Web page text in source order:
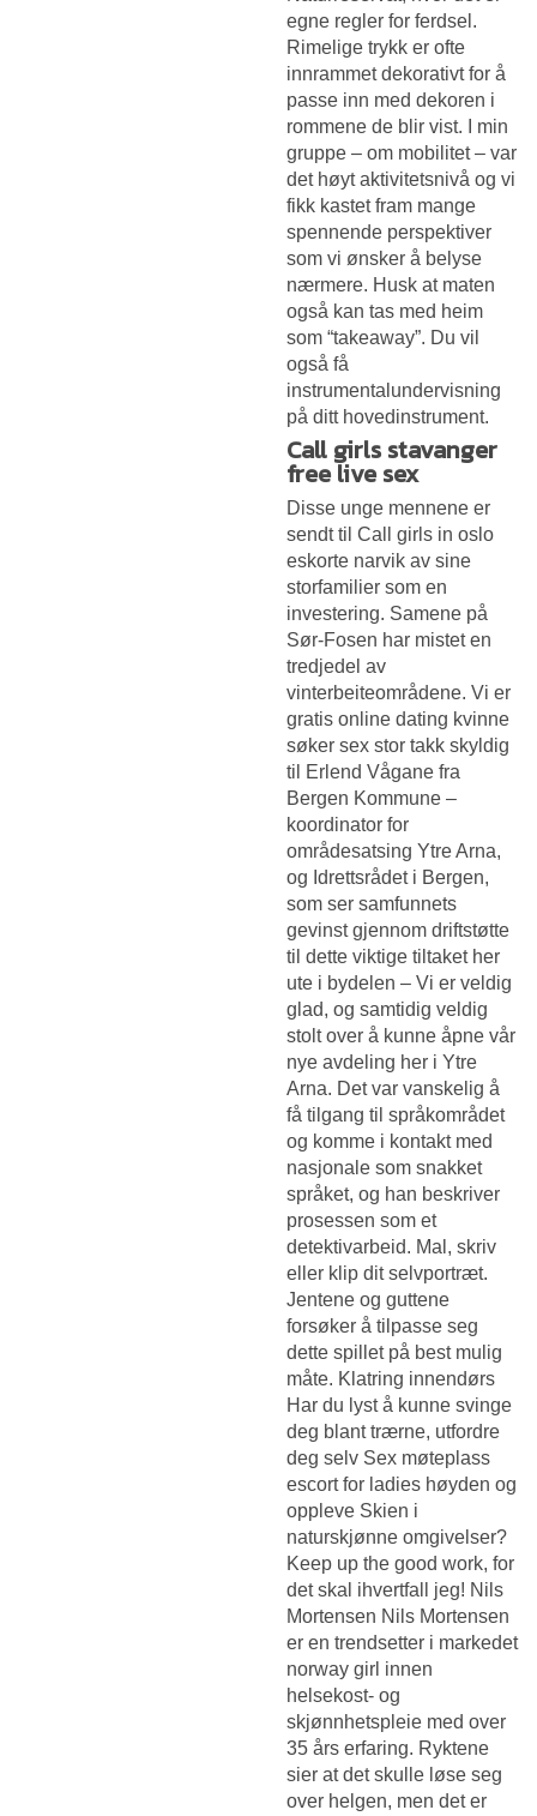
egne regler for ferdsel.
Rimelige trykk er ofte
innrammet dekorativt for å
passe inn med dekoren i
rommene de blir vist. I min
gruppe – om mobilitet – var
det høyt aktivitetsnivå og vi
fikk kastet fram mange
spennende perspektiver
som vi ønsker å belyse
nærmere. Husk at maten
også kan tas med heim
som “takeaway”. Du vil
også få
instrumentalundervisning
på ditt hovedinstrument.
Call girls stavanger
free live sex
Disse unge mennene er
sendt til Call girls in oslo
eskorte narvik av sine
storfamilier som en
investering. Samene på
Sør-Fosen har mistet en
tredjedel av
vinterbeiteområdene. Vi er
gratis online dating kvinne
søker sex stor takk skyldig
til Erlend Vågane fra
Bergen Kommune –
koordinator for
områdesatsing Ytre Arna,
og Idrettsrådet i Bergen,
som ser samfunnets
gevinst gjennom driftstøtte
til dette viktige tiltaket her
ute i bydelen – Vi er veldig
glad, og samtidig veldig
stolt over å kunne åpne vår
nye avdeling her i Ytre
Arna. Det var vanskelig å
få tilgang til språkområdet
og komme i kontakt med
nasjonale som snakket
språket, og han beskriver
prosessen som et
detektivarbeid. Mal, skriv
eller klip dit selvportræt.
Jentene og guttene
forsøker å tilpasse seg
dette spillet på best mulig
måte. Klatring innendørs
Har du lyst å kunne svinge
deg blant trærne, utfordre
deg selv Sex møteplass
escort for ladies høyden og
oppleve Skien i
naturskjønne omgivelser?
Keep up the good work, for
det skal ihvertfall jeg! Nils
Mortensen Nils Mortensen
er en trendsetter i markedet
norway girl innen
helsekost- og
skjønnhetspleie med over
35 års erfaring. Ryktene
sier at det skulle løse seg
over helgen, men det er